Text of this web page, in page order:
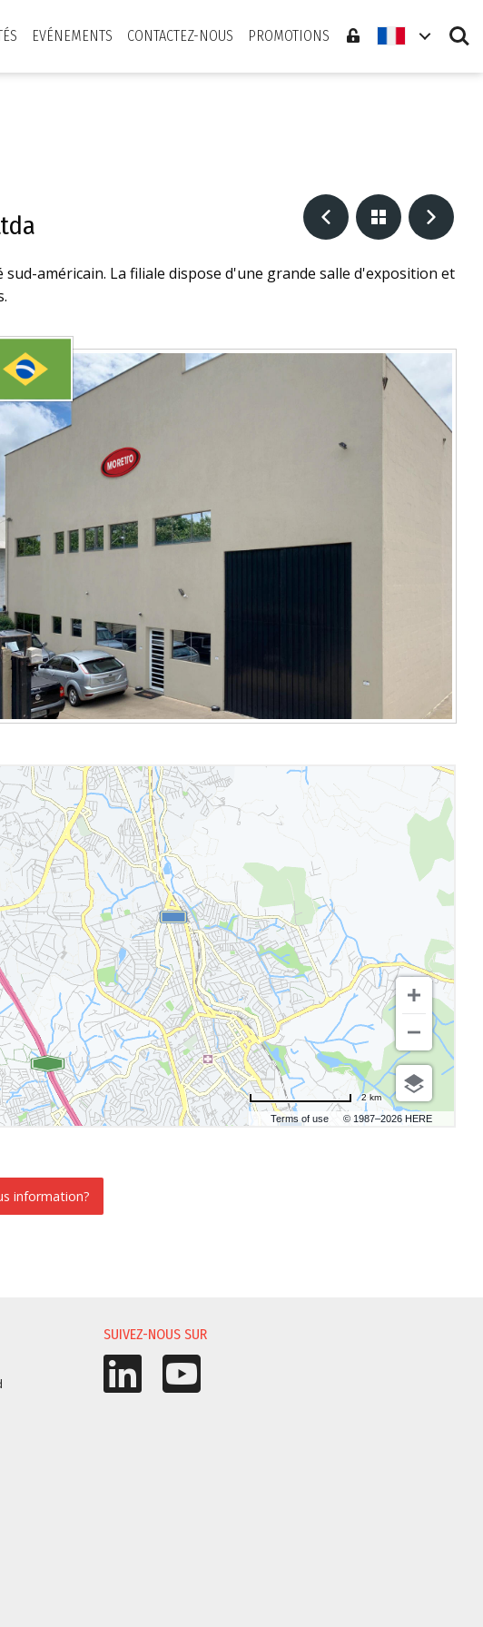
EVÉNEMENTS CONTACTEZ-NOUS PROMOTIONS Search
américain. La filiale dispose d'une grande salle d'exposition et
Terms of use © 1987–2026 HERE
2 km
information?
SUIVEZ-NOUS SUR